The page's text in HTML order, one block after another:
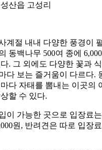
산읍 고성리
계절 내내 다양한 풍경이
동백나무 500여 종에
. 그 외에도 다양한 꽃과
다 보는 즐거움이 다르다.
다 자태를 뽐내는 이곳의
할 수 있다.
이 가능한 곳으로 입장료
원, 반려견은 따로 입장